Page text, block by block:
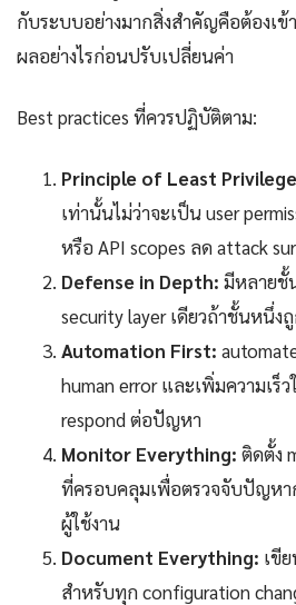
กับระบบอย่างมากสิ่งสำคัญคือต้องเข้
ผลอย่างไรก่อนปรับเปลี่ยนค่า
Best practices ที่ควรปฏิบัติตาม:
Principle of Least
เท่านั้นไม่ว่าจะเป็น user
หรือ API scopes ลด attack
Defense in Depth: มีหลายชั้
security layer เดียวถ้าชั้นหนึ่ง
Automation First:
human error และเพิ่มความเร็
respond ต่อปัญหา
Monitor Everything: ติดตั้ง
ที่ครอบคลุมเพื่อตรวจจับปัญห
ผู้ใช้งาน
Document Everything: เขี
สำหรับทุก configuration